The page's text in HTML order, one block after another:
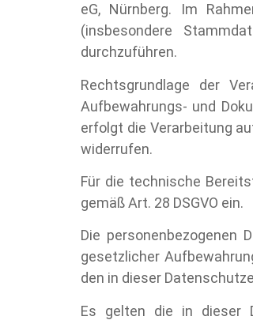
eG, Nürnberg. Im
(insbesondere
durchzuführen.
Rechtsgrundlage der
Aufbewahrungs- und
erfolgt die Verarbeitung
widerrufen.
Für die technische
gemäß Art. 28 DSGVO ein.
Die personenbezogenen
gesetzlicher
den in dieser
Es gelten die in dieser